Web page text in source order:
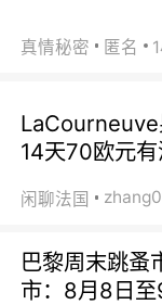
真情秘密 匿名
LaCourneuve
14天70欧元
闲聊法国
巴黎周末跳蚤
市：8月8日